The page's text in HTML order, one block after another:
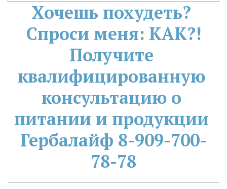
Хочешь похудеть?
Спроси меня: КАК?!
Получите
квалифицированную
консультацию о
питании и продукции
Гербалайф 8-909-700-
78-78